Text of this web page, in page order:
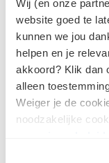
Wij (en onze
website goed te
kunnen we jou
helpen en je
akkoord? Klik dan
alleen
Weiger je de
noodzakelijke
HEMELWATERAFVOER &
DRAINAGE
ACO Highline: